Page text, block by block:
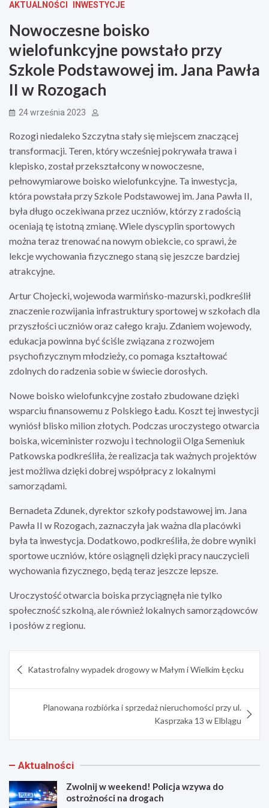
AKTUALNOŚCI INWESTYCJE
Nowoczesne boisko
wielofunkcyjne powstało przy
Szkole Podstawowej im. Jana Pawła
II w Rozogach
24 września 2023
Rozogi niedaleko Szczytna stały się miejscem znaczącej
transformacji. Teren, który wcześniej pokrywała trawa i
klepisko, został przekształcony w nowoczesne,
pełnowymiarowe boisko wielofunkcyjne. Ta inwestycja,
która powstała przy Szkole Podstawowej im. Jana Pawła II,
była długo oczekiwana przez uczniów, którzy z radością
oceniają tę istotną zmianę. Wiele dyscyplin sportowych
można teraz trenować na nowym obiekcie, co sprawi, że
lekcje wychowania fizycznego staną się jeszcze bardziej
atrakcyjne.
Artur Chojecki, wojewoda warmińsko-mazurski, podkreślił
znaczenie rozwijania infrastruktury sportowej w szkołach dla
przyszłości uczniów oraz całego kraju. Zdaniem wojewody,
edukacja powinna być ściśle związana z rozwojem
psychofizycznym młodzieży, co pomaga kształtować
zdolnych do radzenia sobie w świecie dorosłych.
Nowe boisko wielofunkcyjne zostało zbudowane dzięki
wsparciu finansowemu z Polskiego Ładu. Koszt tej inwestycji
wyniósł blisko milion złotych. Podczas uroczystego otwarcia
boiska, wiceminister rozwoju i technologii Olga Semeniuk
Patkowska podkreśliła, że realizacja tak ważnych projektów
jest możliwa dzięki dobrej współpracy z lokalnymi
samorządami.
Bernadeta Zdunek, dyrektor szkoły podstawowej im. Jana
Pawła II w Rozogach, zaznaczyła jak ważna dla placówki
była ta inwestycja. Dodatkowo, podkreśliła, że dobre wyniki
sportowe uczniów, które osiągnęli dzięki pracy nauczycieli
wychowania fizycznego, będą teraz jeszcze lepsze.
Uroczystość otwarcia boiska przyciągnęła nie tylko
społeczność szkolną, ale również lokalnych samorządowców
i posłów z regionu.
wpisu
Katastrofalny wypadek drogowy w Małym i Wielkim Łęcku
Planowana rozbiórka i sprzedaż nieruchomości przy ul.
Kasprzaka 13 w Elblągu
Aktualności
Zwolnij w weekend! Policja wzywa do
ostrożności na drogach